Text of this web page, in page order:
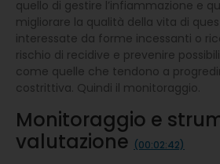
quello di gestire l’infiammazione e
migliorare la qualità della vita di
interessate da forme incessanti o
rischio di recidive e prevenire
come quelle che tendono a
costrittiva. Quindi il monitoraggio.
Monitoraggio e
valutazione (00:02:42)